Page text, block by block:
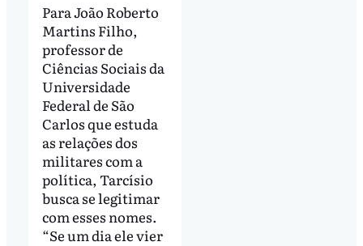
Para João Roberto
Martins Filho,
professor de
Ciências Sociais da
Universidade
Federal de São
Carlos que estuda
as relações dos
militares com a
política, Tarcísio
busca se legitimar
com esses nomes.
“Se um dia ele vier